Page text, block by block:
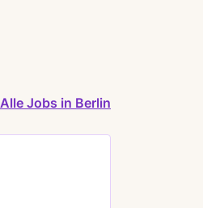
Alle Jobs in Berlin